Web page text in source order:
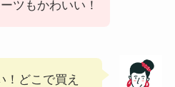
ツもかわいい！
！どこで買え